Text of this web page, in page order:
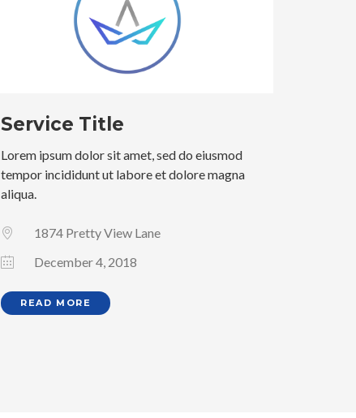
Service Title
Lorem ipsum dolor sit amet, sed do eiusmod
tempor incididunt ut labore et dolore magna
aliqua.
1874 Pretty View Lane
December 4, 2018
READ MORE